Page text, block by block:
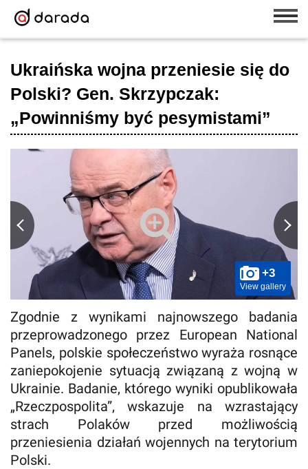
Ukraińska wojna przeniesie się do
Polski? Gen. Skrzypczak:
„Powinniśmy być pesymistami”
+3
View gallery
Zgodnie z wynikami najnowszego badania
przeprowadzonego przez European National
Panels, polskie społeczeństwo wyraża rosnące
zaniepokojenie sytuacją związaną z wojną w
Ukrainie. Badanie, którego wyniki opublikowała
„Rzeczpospolita”, wskazuje na wzrastający
strach Polaków przed możliwością
przeniesienia działań wojennych na terytorium
Polski.